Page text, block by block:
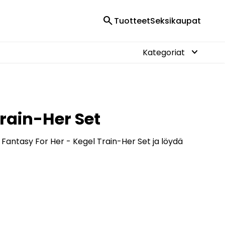
searchTuotteetSeksikaupat
Kategoriat keyboard_arrow_down
Her Set
For Her - Kegel Train-Her Set ja löydä